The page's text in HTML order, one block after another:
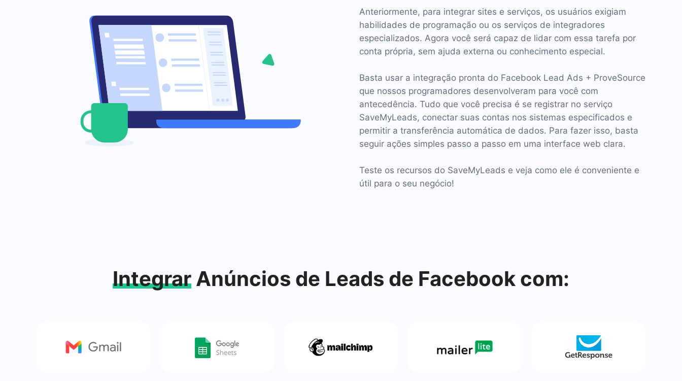
Anteriormente, para integrar sites e serviços, os usuários exigiam
habilidades de programação ou os serviços de integradores
especializados. Agora você será capaz de lidar com essa tarefa por
conta própria, sem ajuda externa ou conhecimento especial.
Basta usar a integração pronta do Facebook Lead Ads + ProveSource
que nossos programadores desenvolveram para você com
antecedência. Tudo que você precisa é se registrar no serviço
SaveMyLeads, conectar suas contas nos sistemas especificados e
permitir a transferência automática de dados. Para fazer isso, basta
seguir ações simples passo a passo em uma interface web clara.
Teste os recursos do SaveMyLeads e veja como ele é conveniente e
útil para o seu negócio!
Integrar Anúncios de Leads de Facebook com: